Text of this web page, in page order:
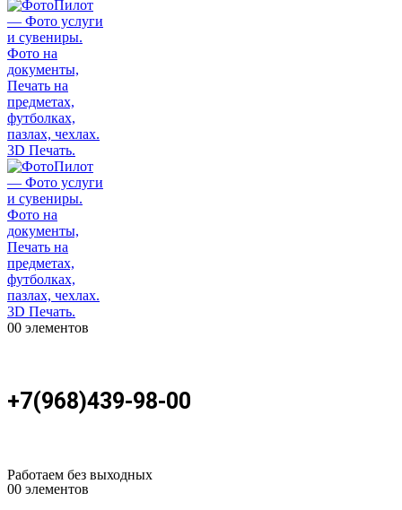
00 элементов
+7(968)439-98-00
Работаем без выходных
00 элементов